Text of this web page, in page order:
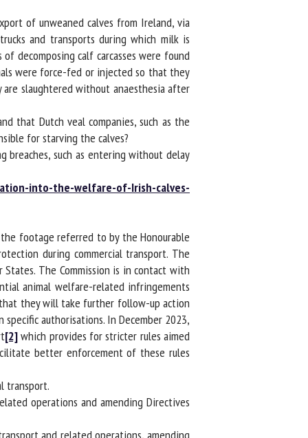
of unweaned calves from Ireland, via
and transports during which milk is
decomposing calf carcasses were found
were force-fed or injected so that they
slaughtered without anaesthesia after
that Dutch veal companies, such as the
for starving the calves?
such as entering without delay
into-the-welfare-of-Irish-calves-
footage referred to by the Honourable
during commercial transport. The
The Commission is in contact with
animal welfare-related infringements
they will take further follow-up action
authorisations. In December 2023,
[2]which provides for stricter rules aimed
better enforcement of these rules
operations and amending Directives